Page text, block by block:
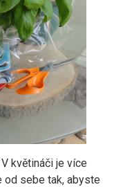
květináči je více
od sebe tak, abyste